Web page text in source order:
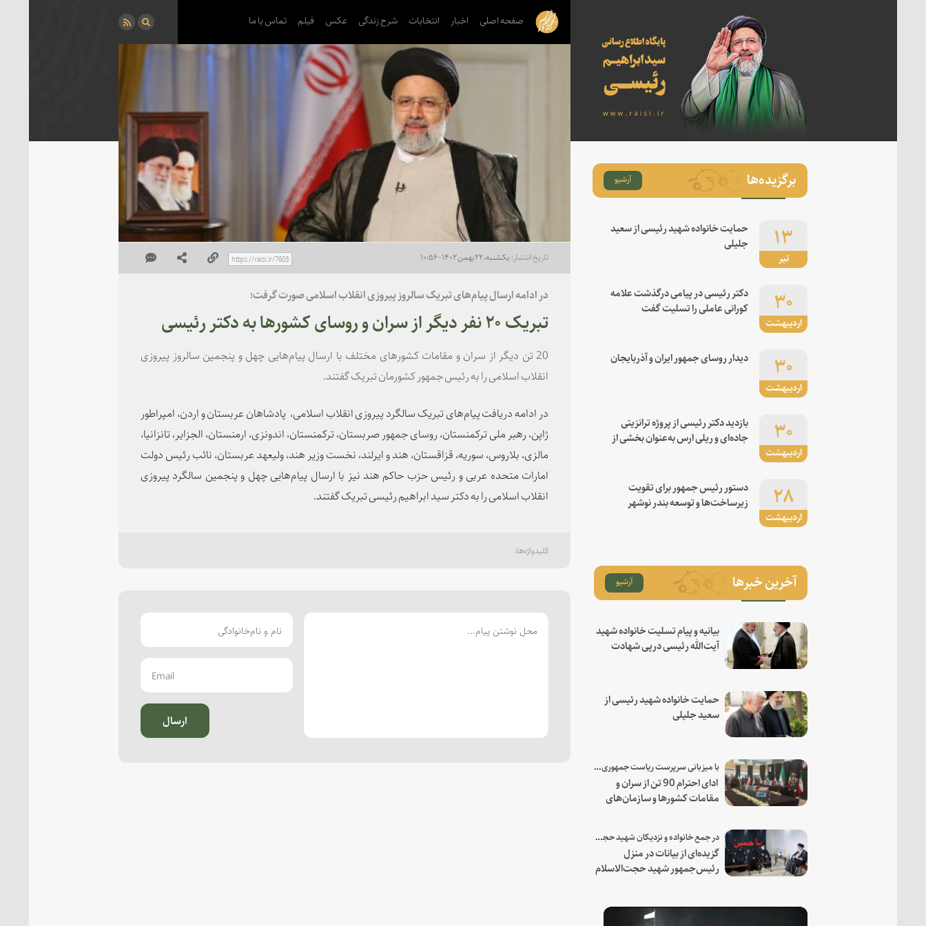
صفحه اصلی اخبار انتخابات شرح زندگی عکس فیلم تماس با ما
یکشنبه، ۲۲ بهمن ۱۴۰۲ - ۱۰:۵۶
در ادامه ارسال پیام‌های تبریک سالروز پیروزی انقلاب اسلامی صورت گرفت؛
تبریک ۲۰ نفر دیگر از سران و روسای کشورها به دکتر رئیسی
20 تن دیگر از سران و مقامات کشورهای مختلف با ارسال پیام‌هایی چهل و پنجمین سالروز پیروزی
انقلاب اسلامی را به رئیس جمهور کشورمان تبریک گفتند.
در ادامه دریافت پیام‌های تبریک سالگرد پیروزی انقلاب اسلامی، پادشاهان عربستان و اردن، امپراطور
ژاپن، رهبر ملی ترکمنستان، روسای جمهور صربستان، ترکمنستان، اندونزی، ارمنستان، الجزایر، تانزانیا،
مالزی، بلاروس، سوریه، قزاقستان، هند و ایرلند، نخست وزیر هند، ولیعهد عربستان، نائب رئیس دولت
امارات متحده عربی و رئیس حزب حاکم هند نیز با ارسال پیام‌هایی چهل و پنجمین سالگرد پیروزی
انقلاب اسلامی را به دکتر سید ابراهیم رئیسی تبریک گفتند.
ارسال
برگزیده‌ها آرشیو
تیر
۱۳
حمایت خانواده شهید رئیسی از سعید
جلیلی
اردیبهشت
۳۰
دکتر رئیسی در پیامی درگذشت علامه
کورانی عاملی را تسلیت گفت
اردیبهشت
۳۰ دیدار روسای جمهور ایران و آذربایجان
اردیبهشت
۳۰
بازدید دکتر رئیسی از پروژه ترانزیتی
جاده‌ای و ریلی ارس به‌عنوان بخشی از
اردیبهشت
۲۸
دستور رئیس جمهور برای تقویت
زیرساخت‌ها و توسعه بندر نوشهر
آخرین خبرها آرشیو
بیانیه و پیام تسلیت خانواده شهید
آیت‌الله رئیسی درپی شهادت
حمایت خانواده شهید رئیسی از
سعید جلیلی
با میزبانی سرپرست ریاست جمهوری صورت گرفت؛
ادای احترام 90 تن از سران و
مقامات کشورها و سازمان‌های
در جمع خانواده و نزدیکان شهید حجت‌الاسلام‌والمسلمین رئیسی:
گزیده‌ای از بیانات در منزل
رئیس‌جمهور شهید حجت‌الاسلام